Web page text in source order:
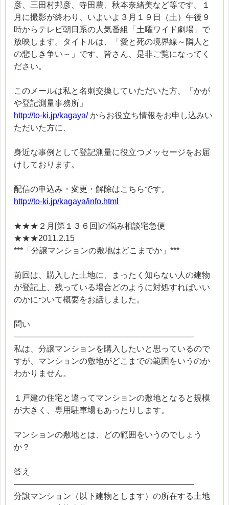
彦、三田村邦彦、寺田農、秋本奈緒美など等です。１
月に撮影が終わり、いよいよ３月１９日（土）午後９
時からテレビ朝日系の人気番組「土曜ワイド劇場」で
放映します。タイトルは、「愛と死の境界線～隣人と
の悲しき争い～」です。皆さん、是非ご覧になってく
ださい。
このメールは私と名刺交換していただいた方、「かが
や登記測量事務所」
http://to-ki.jp/kagaya/からお役立ち情報をお申し込みい
ただいた方に、
身近な事例として登記測量に役立つメッセージをお届
けしております。
配信の申込み・変更・解除はこちらです。
http://to-ki.jp/kagaya/info.html
★★★２月[第１３６回]の悩み相談宅急便
★★★2011.2.15
***「分譲マンションの敷地はどこまでか」***
前回は、購入した土地に、まったく知らない人の建物
が登記上、残っている場合どのように対処すればいい
のかについて概要をお話しました。
問い
────────────────────────────────
私は、分譲マンションを購入したいと思っているので
すが、マンションの敷地がどこまでの範囲をいうのか
わかりません。
１戸建の住宅と違ってマンションの敷地となると規模
が大きく、専用駐車場もあったりします。
マンションの敷地とは、どの範囲をいうのでしょう
か？
答え
────────────────────────────────
分譲マンション（以下建物とします）の所在する土地